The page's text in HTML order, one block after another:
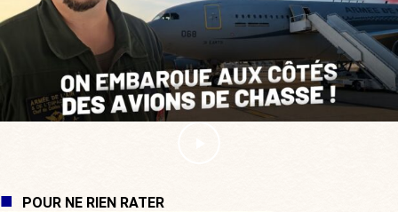
POUR NE RIEN RATER